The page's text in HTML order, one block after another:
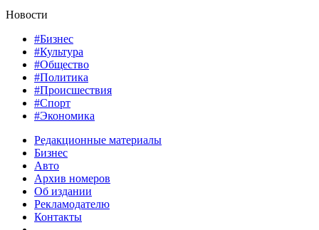
Новости
#Бизнес
#Культура
#Общество
#Политика
#Происшествия
#Спорт
#Экономика
Редакционные материалы
Бизнес
Авто
Архив номеров
Об издании
Рекламодателю
Контакты